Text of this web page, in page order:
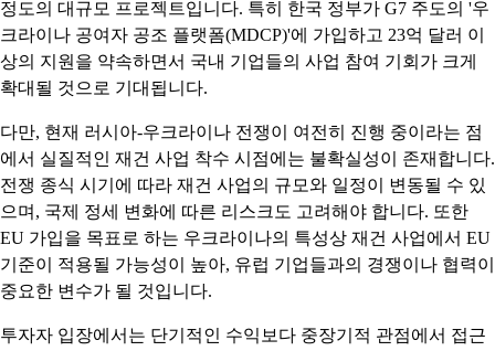
정도의 대규모 프로젝트입니다. 특히 한국 정부가 G7 주도의 '우
크라이나 공여자 공조 플랫폼(MDCP)'에 가입하고 23억 달러 이
상의 지원을 약속하면서 국내 기업들의 사업 참여 기회가 크게
확대될 것으로 기대됩니다.
다만, 현재 러시아-우크라이나 전쟁이 여전히 진행 중이라는 점
에서 실질적인 재건 사업 착수 시점에는 불확실성이 존재합니다.
전쟁 종식 시기에 따라 재건 사업의 규모와 일정이 변동될 수 있
으며, 국제 정세 변화에 따른 리스크도 고려해야 합니다. 또한
EU 가입을 목표로 하는 우크라이나의 특성상 재건 사업에서 EU
기준이 적용될 가능성이 높아, 유럽 기업들과의 경쟁이나 협력이
중요한 변수가 될 것입니다.
투자자 입장에서는 단기적인 수익보다 중장기적 관점에서 접근